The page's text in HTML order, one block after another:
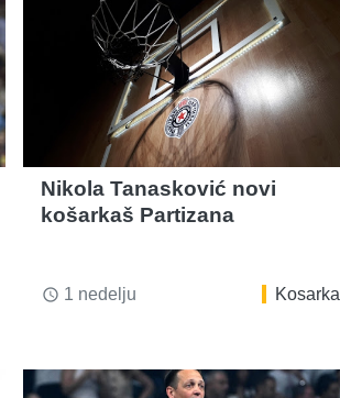
Nikola Tanasković novi
košarkaš Partizana
access_time 1 nedelju Kosarka